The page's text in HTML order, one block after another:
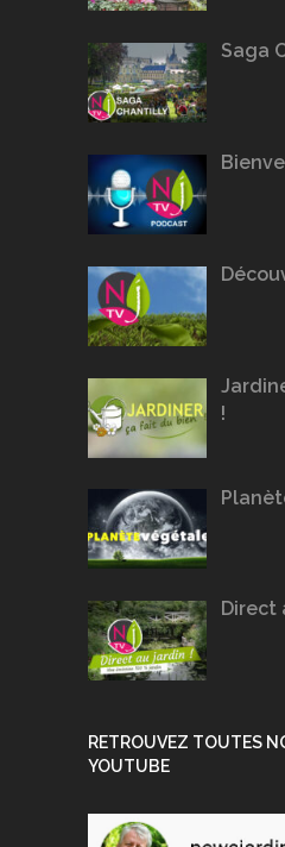
Saga
!
Direct
RETROUVEZ TOUTES
YOUTUBE